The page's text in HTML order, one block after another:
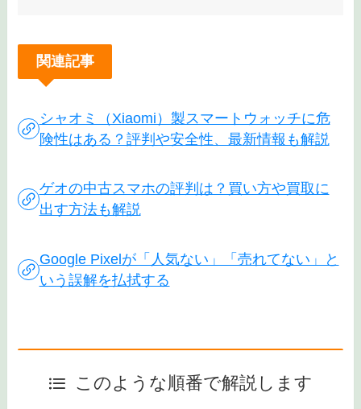
関連記事
シャオミ（Xiaomi）製スマートウォッチに危
険性はある？評判や安全性、最新情報も解説
ゲオの中古スマホの評判は？買い方や買取に
出す方法も解説
Google Pixelが「人気ない」「売れてない」と
いう誤解を払拭する
このような順番で解説します